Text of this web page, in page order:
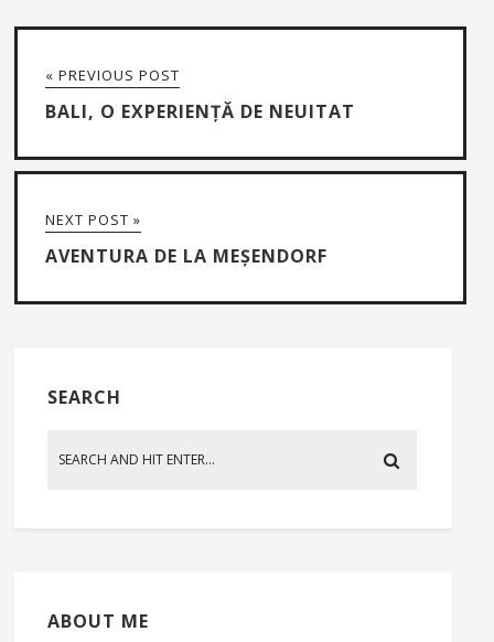
« PREVIOUS POST
BALI, O EXPERIENȚĂ DE NEUITAT
NEXT POST »
AVENTURA DE LA MEȘENDORF
SEARCH
ABOUT ME